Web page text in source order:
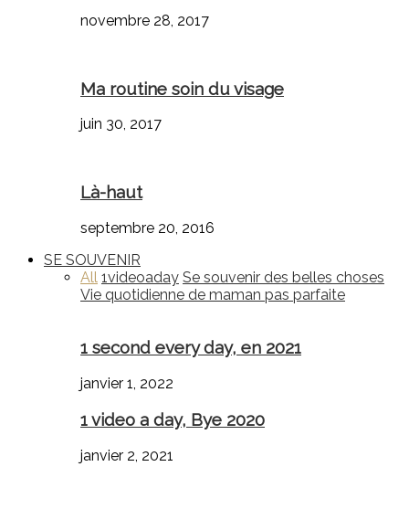
novembre 28, 2017
Ma routine soin du visage
juin 30, 2017
Là-haut
septembre 20, 2016
SE SOUVENIR
All 1videoaday Se souvenir des belles choses
Vie quotidienne de maman pas parfaite
1 second every day, en 2021
janvier 1, 2022
1 video a day, Bye 2020
janvier 2, 2021